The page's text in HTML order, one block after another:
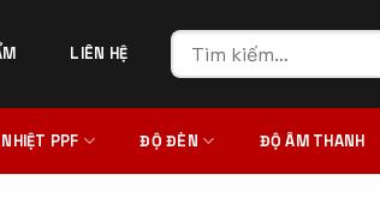
LIÊN HỆ
Tìm
kiếm:
PPF ĐỘ ĐÈN ĐỘ ÂM THANH